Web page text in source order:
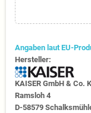
Angaben laut EU-
Hersteller:
KAISER GmbH & Co.
Ramsloh 4
D-58579